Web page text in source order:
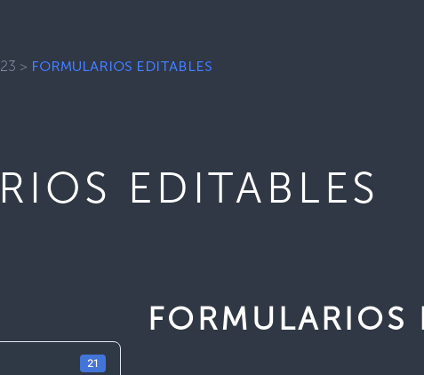
> FORMULARIOS EDITABLES
EDITABLES
21
FORMULARIOS